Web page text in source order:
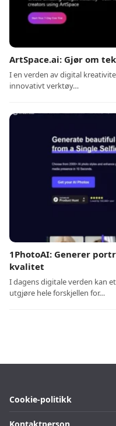
ArtSpace.ai: Gjør om
I en verden av digital
innovativt verktøy…
1PhotoAI: Generer
kvalitet
I dagens digitale verden kan
utgjøre hele forskjellen for…
Cookie-politikk